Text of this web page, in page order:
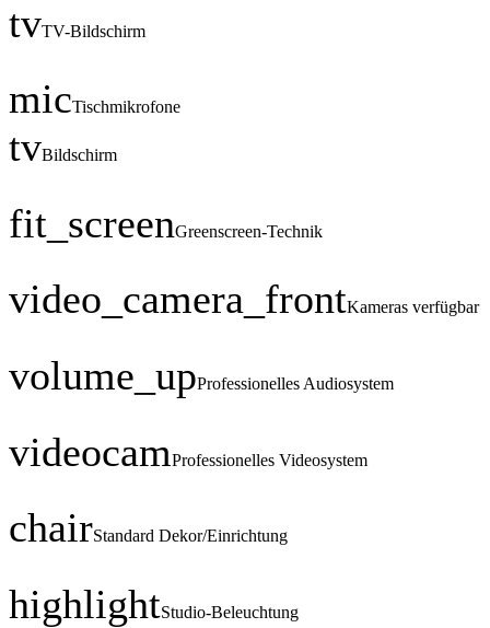
tvTV-Bildschirm
micTischmikrofone
tvBildschirm
fit_screenGreenscreen-Technik
video_camera_frontKameras verfügbar
volume_upProfessionelles Audiosystem
videocamProfessionelles Videosystem
chairStandard Dekor/Einrichtung
highlightStudio-Beleuchtung